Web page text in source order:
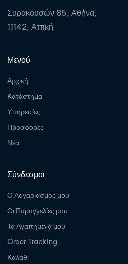
Συρακουσών 85, Αθήνα,
11142, Αττική
Μενού
Αρχική
Κατάστημα
Υπηρεσίες
Προσφορές
Νέα
Σύνδεσμοι
Ο Λογαριασμός μου
Οι Παραγγελίες μου
Τα Αγαπημένα μου
Order Tracking
Καλάθι